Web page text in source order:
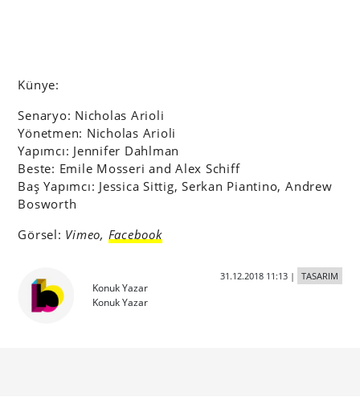
Künye:
Senaryo: Nicholas Arioli
Yönetmen: Nicholas Arioli
Yapımcı: Jennifer Dahlman
Beste: Emile Mosseri and Alex Schiff
Baş Yapımcı: Jessica Sittig, Serkan Piantino, Andrew
Bosworth
Görsel: Vimeo, Facebook
Konuk Yazar
Konuk Yazar
31.12.2018 11:13| TASARIM